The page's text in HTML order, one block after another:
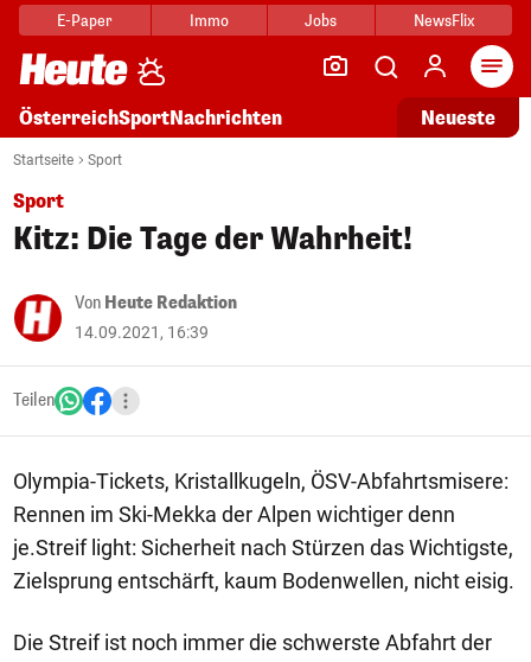
E-Paper Immo Jobs NewsFlix
ÖsterreichSportNachrichten Neueste
Startseite Sport
Sport
Kitz: Die Tage der Wahrheit!
Von Heute Redaktion
14.09.2021, 16:39
Teilen
Olympia-Tickets, Kristallkugeln, ÖSV-Abfahrtsmisere:
Rennen im Ski-Mekka der Alpen wichtiger denn
je.Streif light: Sicherheit nach Stürzen das Wichtigste,
Zielsprung entschärft, kaum Bodenwellen, nicht eisig.
Die Streif ist noch immer die schwerste Abfahrt der